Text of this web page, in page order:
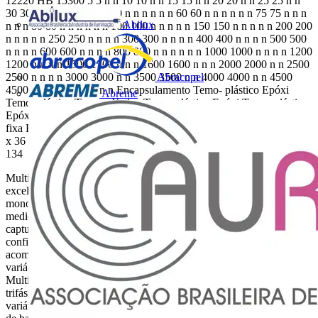
Abilux
Abracopel
Abreme
30 30 n n 40 40 n n 50 50 n n n n n n 60 60 n n n n n n 75 75 n n n
n n n 80 80 n n n n n n 100 100 n n n n n 150 150 n n n n n 200 200
n n n n n 250 250 n n n n 300 300 n n n n 400 400 n n n n 500 500
n n n n 600 600 n n n n 800 800 n n n n n n 1000 1000 n n n n 1200
1200 n n n n 1500 1500 n n n 1600 1600 n n n 2000 2000 n n 2500
2500 n n n n 3000 3000 n n 3500 3500 n n 4000 4000 n n 4500
4500 n n 5000 5000 n n Encapsulamento Temo- plástico Epóxi
Temo- plástico Temo- plástico Temo- plástico Epóxi Temo- plástico
Epóxi Temo- plástico Epóxi Epóxi Janela barra (mm) Barra
fixa Barra fixa 20 x 10 40 x 10 40 x 10 50 x 30 83 x 26 85 x 35 64
x 36 105 x 50 105 x 50 Diâmetro do cabo (mm) 20 30 30 45 50 134
134
Multimedidores frente de painel IDM 96 – Multimedidor com
excelente custo benefício Multimedidor para sistemas trifásicos ou
monofásicos com medição de mais de 40 variáveis elétricas. Possui
medição de harmônicas até a 63ª ordem, THD para corrente e
captura de forma de onda. Todos os parâmetros podem ser
configurados através do teclado frontal ou através do software que
acompanha o instrumento, o qual também permite visualizar as
variá-veis medidas, harmônicas e a forma de onda. IDM G5 –
Multimedidor com display gráfico Multimedidor para sistemas
trifásicos ou monofásicos com medição de mais de 60
variáveis elétricas. Possui display de LCD com backlight e gráfico